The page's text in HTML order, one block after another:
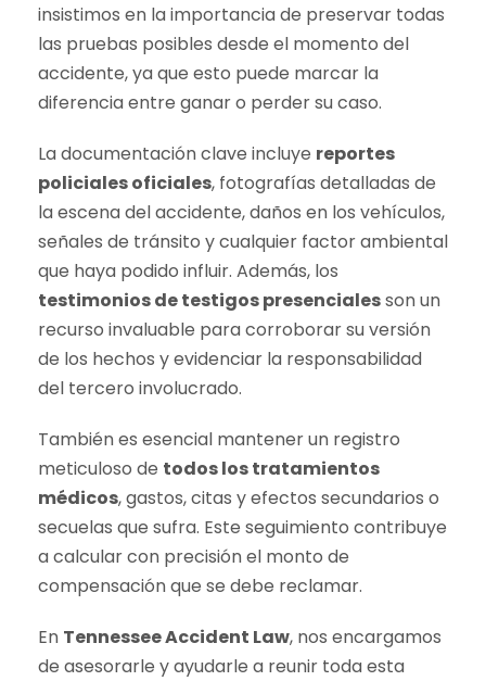
insistimos en la importancia de preservar todas
las pruebas posibles desde el momento del
accidente, ya que esto puede marcar la
diferencia entre ganar o perder su caso.
La documentación clave incluye reportes
policiales oficiales, fotografías detalladas de
la escena del accidente, daños en los vehículos,
señales de tránsito y cualquier factor ambiental
que haya podido influir. Además, los
testimonios de testigos presencialesson un
recurso invaluable para corroborar su versión
de los hechos y evidenciar la responsabilidad
del tercero involucrado.
También es esencial mantener un registro
meticuloso de todos los tratamientos
médicos, gastos, citas y efectos secundarios o
secuelas que sufra. Este seguimiento contribuye
a calcular con precisión el monto de
compensación que se debe reclamar.
En Tennessee Accident Law, nos encargamos
de asesorarle y ayudarle a reunir toda esta